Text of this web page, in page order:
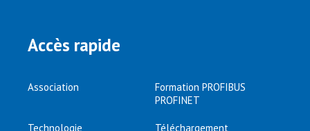
Accès rapide
Association
Formation PROFIBUS
PROFINET
Technologie Téléchargement